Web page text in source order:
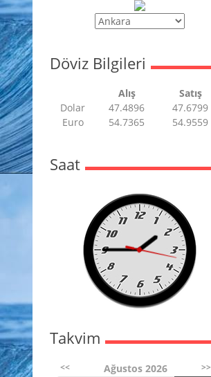
Döviz Bilgileri
Alış
Satış
Dolar
47.4896
47.6799
Euro
54.7365 54.9559
Saat
Takvim
<< Ağustos 2026 >>